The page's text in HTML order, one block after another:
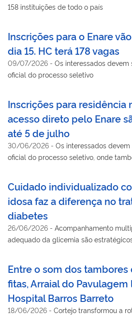
158 instituições de todo o país
Inscrições para o Enare
dia 15. HC terá 178 vagas
09/07/2026 - Os interessados devem
oficial do processo seletivo
Inscrições para residência
acesso direto pelo Enare
até 5 de julho
30/06/2026 - Os interessados
oficial do processo seletivo, onde
Cuidado individualizado
idosa faz a diferença no
diabetes
26/06/2026 - Acompanhamento
adequado da glicemia são
Entre o som dos
fitas, Arraial do
Hospital Barros Barreto
18/06/2026 - Cortejo transformou a